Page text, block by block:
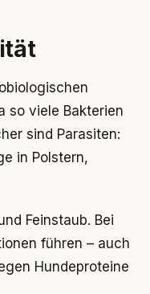
so viele Bakterien
sind Parasiten:
in Polstern,
Feinstaub. Bei
führen – auch
Hundeproteine